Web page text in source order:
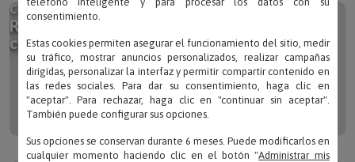
Regalos
con nombre
Los más emotivos de los pequeños artistas
consentimiento.
Estas cookies permiten asegurar el funcionamiento del sitio, medir
su tráfico, mostrar anuncios personalizados, realizar campañas
dirigidas, personalizar la interfaz y permitir compartir contenido en
las redes sociales. Para dar su consentimiento, haga clic en
"aceptar". Para rechazar, haga clic en "continuar sin aceptar".
También puede configurar sus opciones.
Sus opciones se conservan durante 6 meses. Puede modificarlos en
cualquier momento haciendo clic en el botón "Administrar mis